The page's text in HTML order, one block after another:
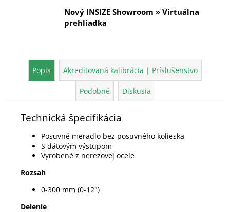
Nový INSIZE Showroom » Virtuálna
prehliadka
Popis Akreditovaná kalibrácia | Príslušenstvo
Podobné Diskusia
Technická špecifikácia
Posuvné meradlo bez posuvného kolieska
S dátovým výstupom
Vyrobené z nerezovej ocele
Rozsah
0-300 mm (0-12")
Delenie